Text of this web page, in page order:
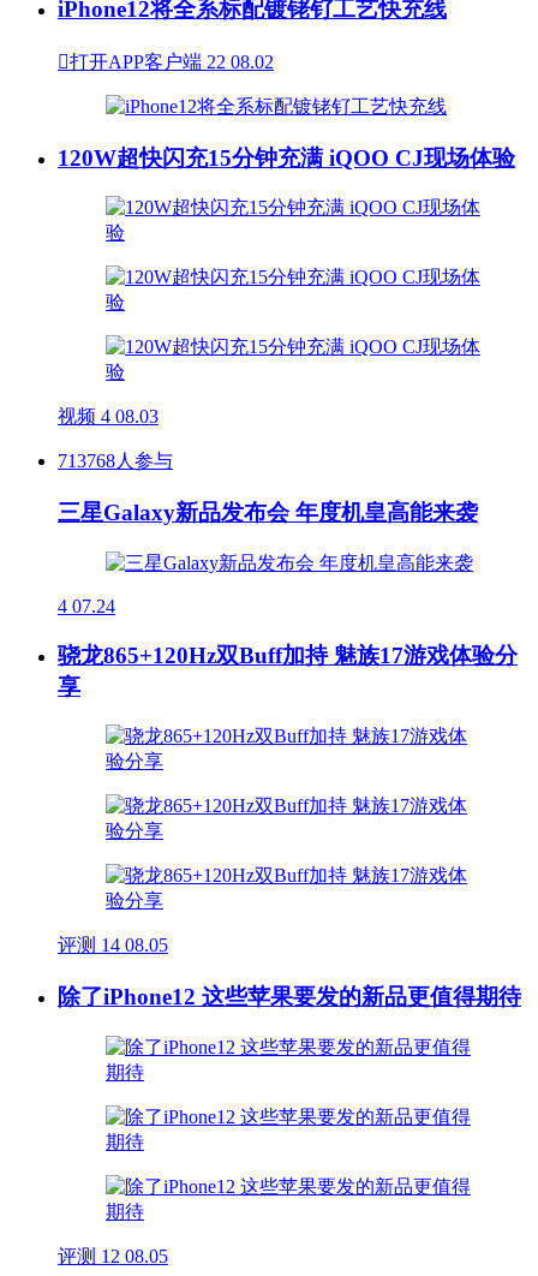
iPhone12将全系标配镀铑钌工艺快充线
打开APP客户端 22 08.02
120W超快闪充15分钟充满 iQOO CJ现场体验
视频 4 08.03
713768人参与
三星Galaxy新品发布会 年度机皇高能来袭
4 07.24
骁龙865+120Hz双Buff加持 魅族17游戏体验分
享
评测 14 08.05
除了iPhone12 这些苹果要发的新品更值得期待
评测 12 08.05